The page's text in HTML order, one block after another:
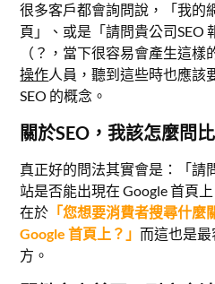
很多客戶都會詢問說，「我的
頁」、或是「請問貴公司SEO
（？，當下很容易會產生這
操作人員，聽到這些時也應該
SEO 的概念。
關於SEO，我該怎麼問
真正好的問法其實會是：「請
站是否能出現在 Google 首頁
在於 「您想要消費者搜尋什
Google 首頁上？」而這也是
方。